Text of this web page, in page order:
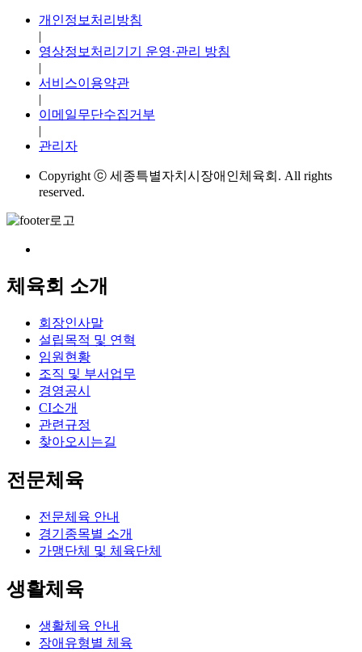
개인정보처리방침
|
영상정보처리기기 운영·관리 방침
|
서비스이용약관
|
이메일무단수집거부
|
관리자
Copyright ⓒ 세종특별자치시장애인체육회. All rights
reserved.
체육회 소개
회장인사말
설립목적 및 연혁
임원현황
조직 및 부서업무
경영공시
CI소개
관련규정
찾아오시는길
전문체육
전문체육 안내
경기종목별 소개
가맹단체 및 체육단체
생활체육
생활체육 안내
장애유형별 체육